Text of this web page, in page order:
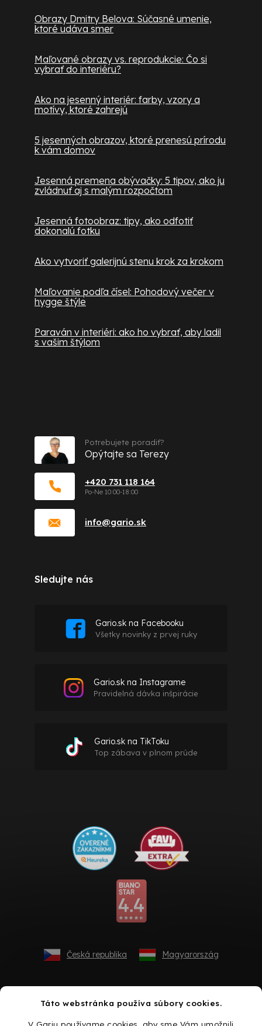
Táto webstránka používa súbory cookies.
V Gariu používame cookies, aby sme Vám umožnili
Obrazy Dmitry Belova: Súčasné umenie,
ktoré udáva smer
Maľované obrazy vs. reprodukcie: Čo si
vybrať do interiéru?
Ako na jesenný interiér: farby, vzory a
motívy, ktoré zahrejú
5 jesenných obrazov, ktoré prenesú prírodu
k vám domov
Jesenná premena obývačky: 5 tipov, ako ju
zvládnuť aj s malým rozpočtom
Jesenná fotoobraz: tipy, ako odfotiť
dokonalú fotku
Ako vytvoriť galerijnú stenu krok za krokom
Maľovanie podľa čísel: Pohodový večer v
hygge štýle
Paraván v interiéri: ako ho vybrať, aby ladil
s vašim štýlom
info@gario.sk
+420 731 118 164
Potrebujete poradiť?
Opýtajte sa Terezy
Sledujte nás
Gario.sk na Facebooku
Všetky novinky z prvej ruky
Gario.sk na Instagrame
Pravidelná dávka inšpirácie
Gario.sk na TikToku
Top zábava v plnom prúde
Česká republika Magyarország